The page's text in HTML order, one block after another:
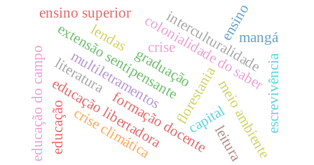
extensão sentipensantecolonialidade do saber
educação libertadoraflorestania
educação do campo
interculturalidade
formação docente
ensino superior
crise climática
crise
capitalmeio ambiente
multiletramentos
ensino
graduação escrevivência
literatura
educação
mangá
leitura
lendas